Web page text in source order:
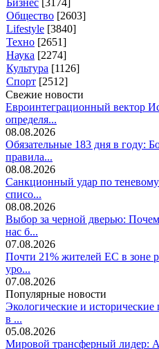
Общество [2603]
Lifestyle [3840]
Техно [2651]
Наука [2274]
Культура [1126]
Спорт [2512]
Свежие новости
Евроинтеграционный вектор
определя...
08.08.2026
Обязательные 183 дня в году:
правила...
08.08.2026
Санкционный удар по
списо...
08.08.2026
Выбор за черной дверью:
нас б...
07.08.2026
Почти 21% жителей ЕС в зоне
уро...
07.08.2026
Популярные новости
Экологические и исторические
в ...
05.08.2026
Мировой трансферный лидер: